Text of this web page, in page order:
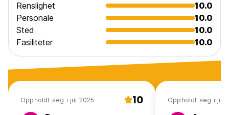
Renslighet
10.0
Personale
10.0
Sted
10.0
Fasiliteter
10.0
Oppholdt seg i jul 2025 10 Oppholdt seg i jun